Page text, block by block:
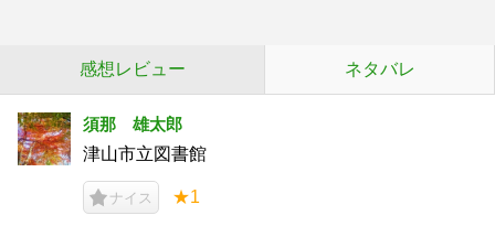
感想レビュー ネタバレ
須那 雄太郎
津山市立図書館
ナイス ★1